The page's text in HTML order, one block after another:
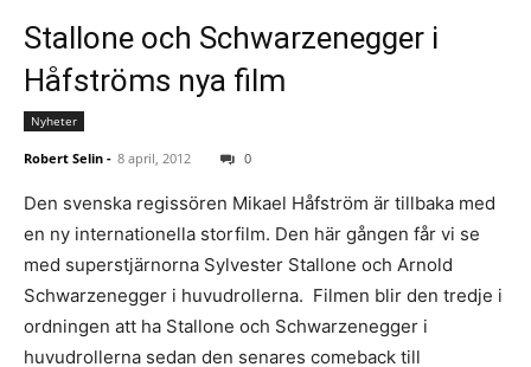
Stallone och Schwarzenegger i
Håfströms nya film
Nyheter
Robert Selin - 8 april, 2012 0
Den svenska regissören Mikael Håfström är tillbaka med
en ny internationella storfilm. Den här gången får vi se
med superstjärnorna Sylvester Stallone och Arnold
Schwarzenegger i huvudrollerna. Filmen blir den tredje i
ordningen att ha Stallone och Schwarzenegger i
huvudrollerna sedan den senares comeback till